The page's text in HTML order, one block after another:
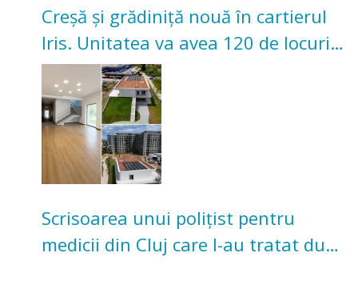
Creșă și grădiniță nouă în cartierul
Iris. Unitatea va avea 120 de locuri
pentru copii
Scrisoarea unui polițist pentru
medicii din Cluj care l-au tratat după